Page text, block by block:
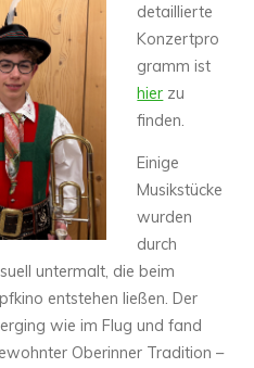
detaillierte
Konzertpro
gramm ist
hier zu
finden.
Einige
Musikstücke
wurden
durch
untermalt, die beim
entstehen ließen. Der
wie im Flug und fand
Oberinner Tradition –